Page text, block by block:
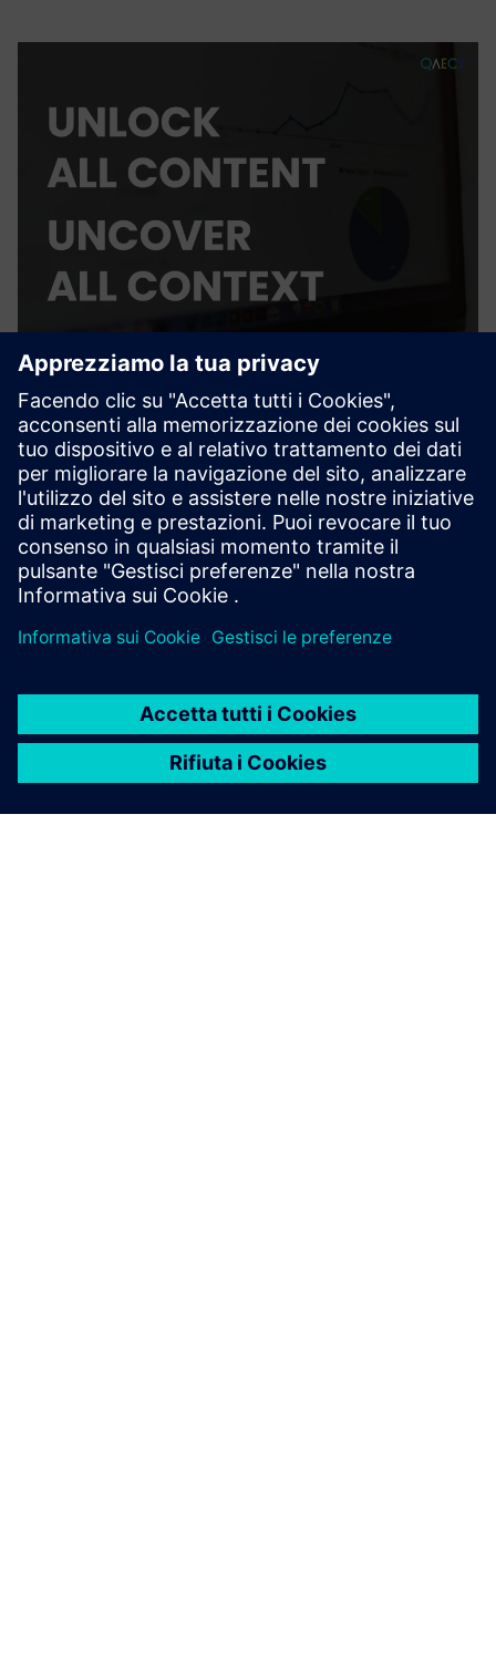
CUE - AI Agent
CUE is an AI agent as a service for the AEC industry. It helps
you interact with all your files, drawings, BIM models or
other data silos.
Scopri di più